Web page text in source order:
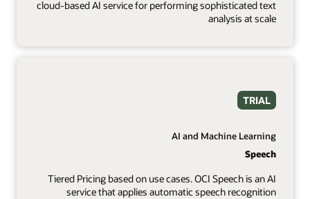
cloud-based AI service for performing sophisticated text
analysis at scale
TRIAL
AI and Machine Learning
Speech
Tiered Pricing based on use cases. OCI Speech is an AI
service that applies automatic speech recognition